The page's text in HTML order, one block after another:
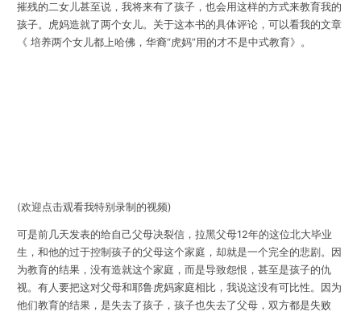
摧残的二女儿甚至说，我将来有了孩子，也会用这样的方式来教育我的
孩子。虎妈造就了两个女儿。关于这本书的具体评论，可以看我的文章
《 培养两个女儿都上哈佛，华裔“虎妈”用的才不是中式教育》。
(欢迎点击观看我特别录制的视频)
可是前几天发表的给自己父母决裂信，拉黑父母12年的这位北大毕业
生，和他的过于控制孩子的父母这个家庭，却就是一个完全的悲剧。因
为教育的结果，没有造就这个家庭，而是导致怨恨，甚至是孩子的仇
视。有人要把这对父母和耶鲁虎妈家庭相比，我说这没有可比性。因为
他们教育的结果，是失去了孩子，孩子也失去了父母，双方都是失败